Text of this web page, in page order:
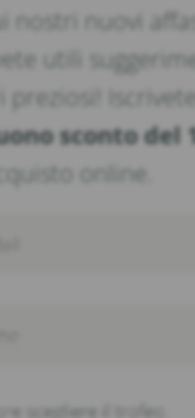
nostri nuovi
utili
preziosi!
sconto del
online.